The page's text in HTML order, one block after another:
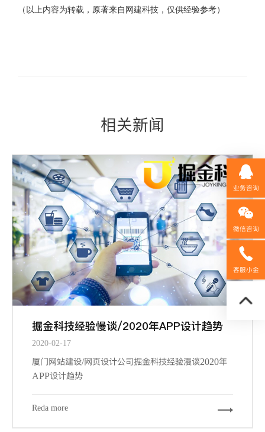
业务咨询
微信咨询
客服小金
（以上内容为转载，原著来自网建科技，仅供经验参考）
相关新闻
掘金科技经验慢谈/2020年APP设计趋势
2020-02-17
厦门网站建设/网页设计公司掘金科技经验漫谈2020年
APP设计趋势
Reda more